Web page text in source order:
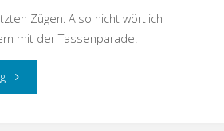
Zügen. Also nicht wörtlich
mit der Tassenparade.
"Tassenparade